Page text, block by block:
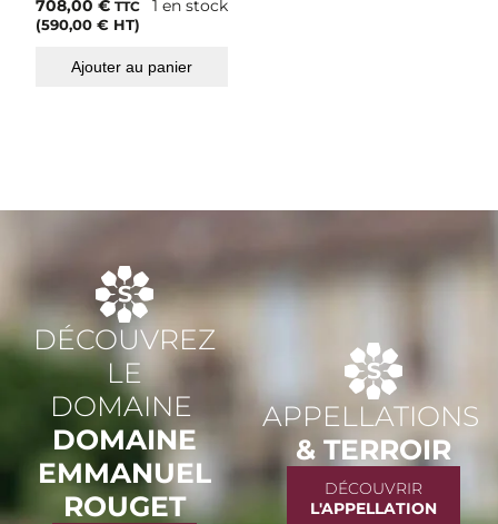
708,00€ TTC
(590,00€ HT)
1 en stock
Ajouter au panier
DÉCOUVREZ
LE
DOMAINE
DOMAINE
EMMANUEL
ROUGET
APPELLATIONS
& TERROIR
DÉCOUVRIR
L'APPELLATION